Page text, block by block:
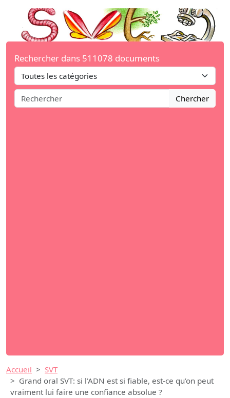
Rechercher dans 511078 documents
Chercher
Accueil
SVT
Grand oral SVT: si l’ADN est si fiable, est-ce qu’on peut
vraiment lui faire une confiance absolue ?